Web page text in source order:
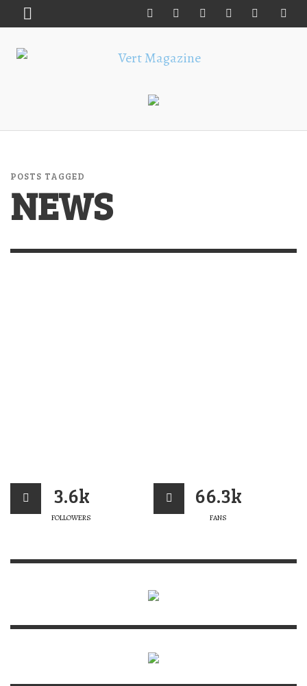
POSTS TAGGED
NEWS
3.6k
FOLLOWERS
66.3k
FANS